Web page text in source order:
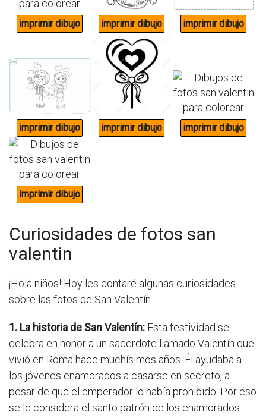
Curiosidades de fotos san
valentin
¡Hola niños! Hoy les contaré algunas curiosidades
sobre las fotos de San Valentín.
1. La historia de San Valentín: Esta festividad se
celebra en honor a un sacerdote llamado Valentín que
vivió en Roma hace muchísimos años. Él ayudaba a
los jóvenes enamorados a casarse en secreto, a
pesar de que el emperador lo había prohibido. Por eso
se le considera el santo patrón de los enamorados.